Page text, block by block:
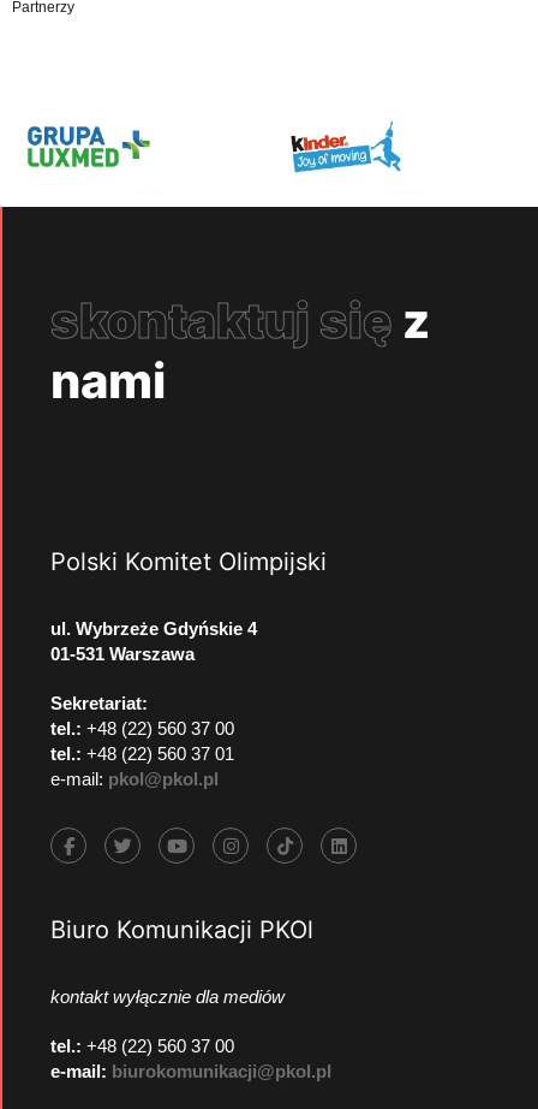
Partnerzy
skontaktuj się z
nami
Polski Komitet Olimpijski
ul. Wybrzeże Gdyńskie 4
01-531 Warszawa
Sekretariat:
tel.: +48 (22) 560 37 00
tel.: +48 (22) 560 37 01
e-mail: pkol@pkol.pl
Biuro Komunikacji PKOl
kontakt wyłącznie dla mediów
tel.: +48 (22) 560 37 00
e-mail: biurokomunikacji@pkol.pl